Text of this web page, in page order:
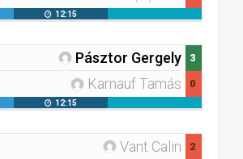
12:15
Pásztor Gergely
Karnauf Tamás
3
0
12:15
Vant Calin
2